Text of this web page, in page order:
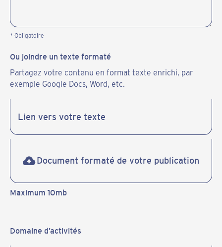
* Obligatoire
Ou joindre un texte formaté
Partagez votre contenu en format texte enrichi, par
exemple Google Docs, Word, etc.
Document formaté de votre publication
Maximum 10mb
Domaine d’activités